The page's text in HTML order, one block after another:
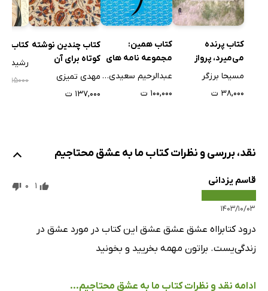
قطره دریاست اگر با دریاست
خود را دوست بدار
از ماده تا آگاهى ناب
عشق، آزادت مى‌کند
معجزه‌اى شگفت
خداست که مى‌خنداند
دَم هستى
کتاب پرنده
می‌میرد، پرواز
می‌ماند
مسیحا برزگر
۳۸,۰۰۰ ت
کتاب همین:
مجموعه نامه های
عاشقانه
عبدالرحیم سعیدی راد
۱۰۰,۰۰۰ ت
کتاب چندین نوشته
کوتاه برای آن
مهربان بردبار
مهدی تمیزی
۱۳۷,۰۰۰ ت
کتاب
رشید
۹۵۰۰۰
نقد، بررسی و نظرات کتاب ما به عشق محتاجیم
قاسم یزدانی
۱۴۰۳/۱۰/۰۳
1
0
درود کتابرااه عشق عشق عشق این کتاب در مورد عشق در
زندگی‌یست. براتون مهمه بخریید و بخونید
ادامه نقد و نظرات کتاب ما به عشق محتاجیم...